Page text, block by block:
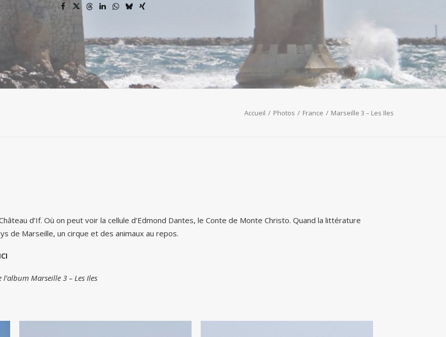
Accueil Photos France Marseille 3 – Les Iles
d’If. Où on peut voir la cellule d’Edmond Dantes, le Conte de Monte Christo. Quand la littérature
de Marseille, un cirque et des animaux au repos.
Marseille 3 – Les Iles